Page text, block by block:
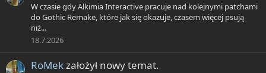
W czasie gdy Alkimia Interactive pracuje nad kolejnymi patchami
do Gothic Remake, które jak się okazuje, czasem więcej psują
niż...
18.7.2026
RoMekzałożył nowy temat.